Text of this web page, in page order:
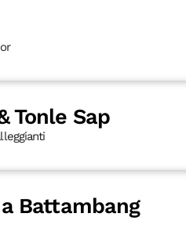
Tonle Sap
Battambang